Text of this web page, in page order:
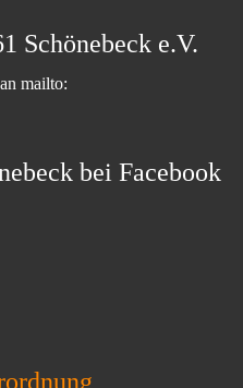
Schönebeck e.V.
mailto:
bei Facebook